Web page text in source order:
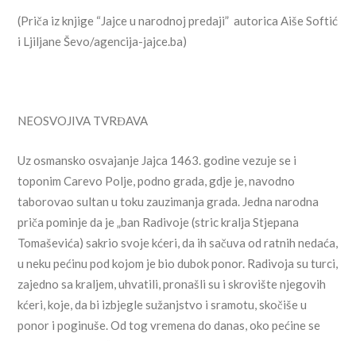
(Priča iz knjige “Jajce u narodnoj predaji” autorica Aiše Softić
i Ljiljane Ševo/agencija-jajce.ba)
NEOSVOJIVA TVRĐAVA
Uz osmansko osvajanje Jajca 1463. godine vezuje se i
toponim Carevo Polje, podno grada, gdje je, navodno
taborovao sultan u toku zauzimanja grada. Jedna narodna
priča pominje da je „ban Radivoje (stric kralja Stjepana
Tomaševića) sakrio svoje kćeri, da ih sačuva od ratnih nedaća,
u neku pećinu pod kojom je bio dubok ponor. Radivoja su turci,
zajedno sa kraljem, uhvatili, pronašli su i skrovište njegovih
kćeri, koje, da bi izbjegle sužanjstvo i sramotu, skočiše u
ponor i poginuše. Od tog vremena do danas, oko pećine se